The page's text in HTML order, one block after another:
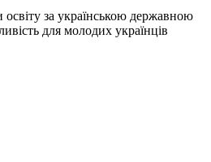
освіту за українською державною
для молодих українців